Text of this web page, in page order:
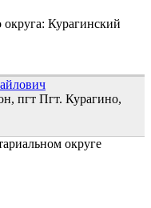
Курагинский
пгт Пгт. Курагино,
округе